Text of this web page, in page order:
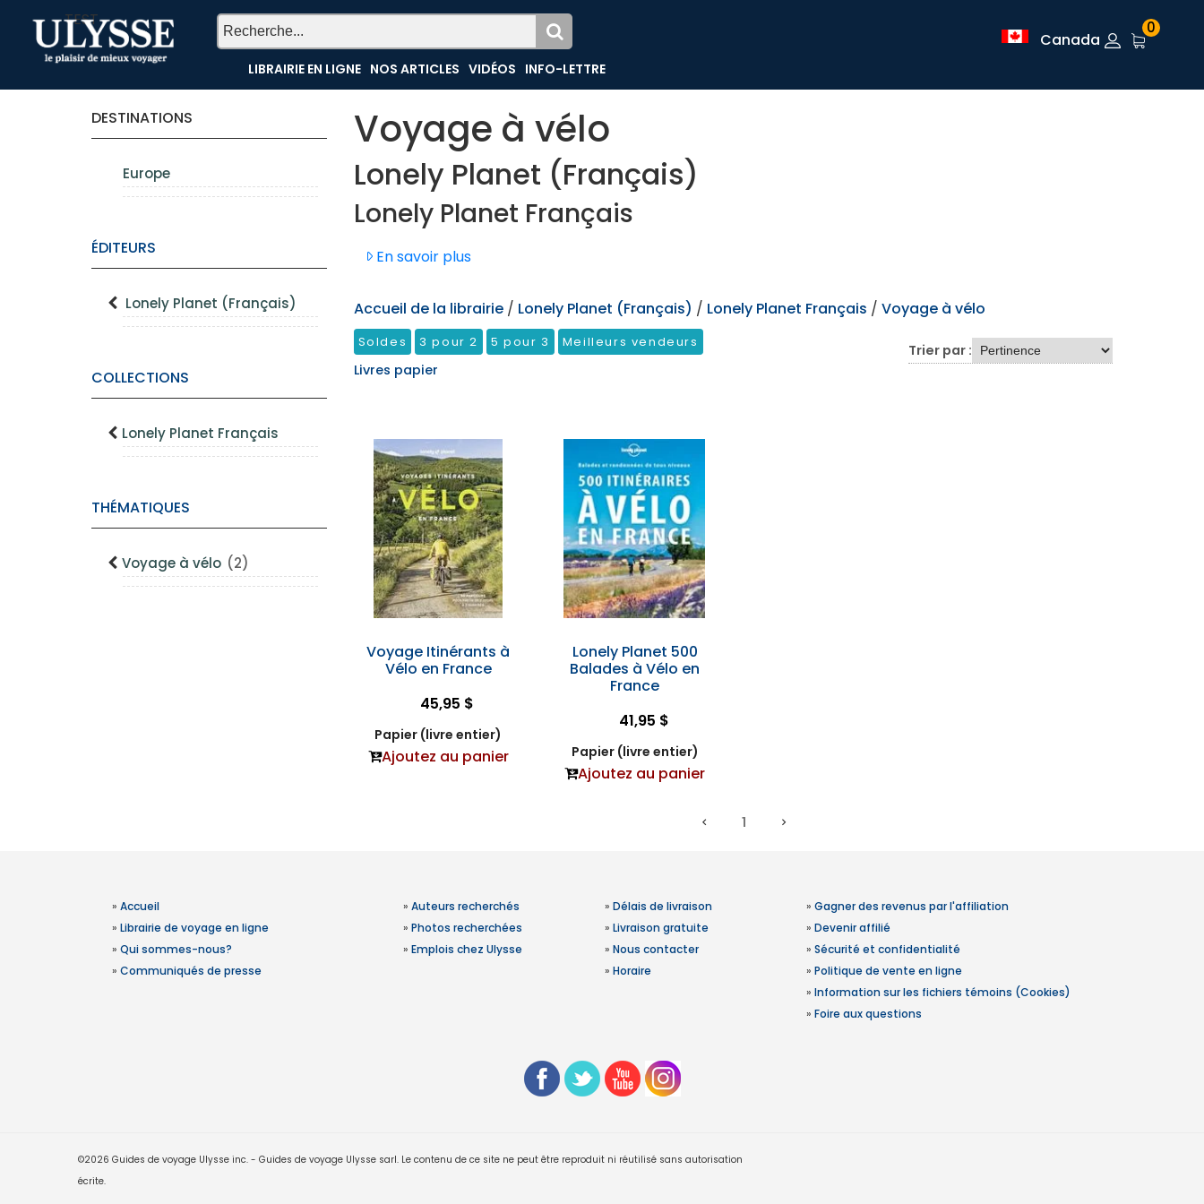
TEST
LIBRAIRIE EN LIGNE NOS ARTICLES VIDÉOS INFO-LETTRE
Canada
0
DESTINATIONS
Europe
ÉDITEURS
Lonely Planet (Français)
COLLECTIONS
Lonely Planet Français
THÉMATIQUES
Voyage à vélo (2)
Voyage à vélo
Lonely Planet (Français)
Lonely Planet Français
En savoir plus
Accueil de la librairie / Lonely Planet (Français) / Lonely Planet Français / Voyage à vélo
Soldes 3 pour 2 5 pour 3 Meilleurs vendeurs
Livres papier
Trier par :
Voyage Itinérants à
Vélo en France
45,95 $
Papier (livre entier)
Ajoutez au panier
Lonely Planet 500
Balades à Vélo en
France
41,95 $
Papier (livre entier)
Ajoutez au panier
1
» Accueil
» Librairie de voyage en ligne
» Qui sommes-nous?
» Communiqués de presse
» Auteurs recherchés
» Photos recherchées
» Emplois chez Ulysse
» Délais de livraison
» Livraison gratuite
» Nous contacter
» Horaire
» Gagner des revenus par l'affiliation
» Devenir affilié
» Sécurité et confidentialité
» Politique de vente en ligne
» Information sur les fichiers témoins (Cookies)
» Foire aux questions
©2026 Guides de voyage Ulysse inc. - Guides de voyage Ulysse sarl. Le contenu de ce site ne peut être reproduit ni réutilisé sans autorisation
écrite.